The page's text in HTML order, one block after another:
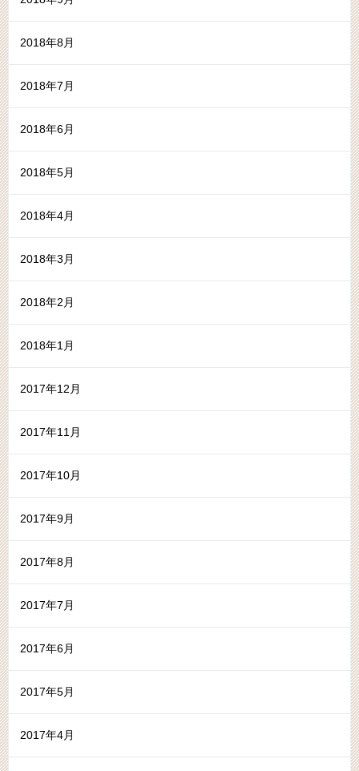
2018年8月
2018年7月
2018年6月
2018年5月
2018年4月
2018年3月
2018年2月
2018年1月
2017年12月
2017年11月
2017年10月
2017年9月
2017年8月
2017年7月
2017年6月
2017年5月
2017年4月